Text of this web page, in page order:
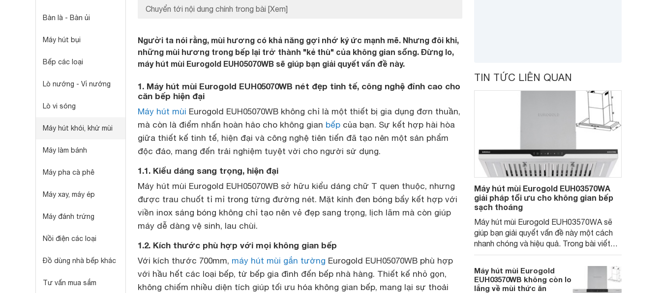
Bàn là - Bàn ủi
Máy hút bụi
Bếp các loại
Lò nướng - Vỉ nướng
Lò vi sóng
Máy hút khói, khử mùi
Máy làm bánh
Máy pha cà phê
Máy xay, máy ép
Máy đánh trứng
Nồi điện các loại
Đồ dùng nhà bếp khác
Tư vấn mua sắm
Chuyển tới nội dung chính trong bài [Xem]
Người ta nói rằng, mùi hương có khả năng gợi nhớ ký ức mạnh mẽ. Nhưng đôi khi,
những mùi hương trong bếp lại trở thành "kẻ thù" của không gian sống. Đừng lo,
máy hút mùi Eurogold EUH05070WB sẽ giúp bạn giải quyết vấn đề này.
1. Máy hút mùi Eurogold EUH05070WB nét đẹp tinh tế, công nghệ đỉnh cao cho
căn bếp hiện đại
Máy hút mùi Eurogold EUH05070WB không chỉ là một thiết bị gia dụng đơn thuần,
mà còn là điểm nhấn hoàn hảo cho không gian bếp của bạn. Sự kết hợp hài hòa
giữa thiết kế tinh tế, hiện đại và công nghệ tiên tiến đã tạo nên một sản phẩm
độc đáo, mang đến trải nghiệm tuyệt vời cho người sử dụng.
1.1. Kiểu dáng sang trọng, hiện đại
Máy hút mùi Eurogold EUH05070WB sở hữu kiểu dáng chữ T quen thuộc, nhưng
được trau chuốt tỉ mỉ trong từng đường nét. Mặt kính đen bóng bẩy kết hợp với
viền inox sáng bóng không chỉ tạo nên vẻ đẹp sang trọng, lịch lãm mà còn giúp
máy dễ dàng vệ sinh, lau chùi.
1.2. Kích thước phù hợp với mọi không gian bếp
Với kích thước 700mm, máy hút mùi gắn tường Eurogold EUH05070WB phù hợp
với hầu hết các loại bếp, từ bếp gia đình đến bếp nhà hàng. Thiết kế nhỏ gọn,
không chiếm nhiều diện tích giúp tối ưu hóa không gian bếp, mang lại sự thoải
TIN TỨC LIÊN QUAN
Máy hút mùi Eurogold EUH03570WA
giải pháp tối ưu cho không gian bếp
sạch thoáng
Máy hút mùi Eurogold EUH03570WA sẽ
giúp bạn giải quyết vấn đề này một cách
nhanh chóng và hiệu quả. Trong bài viết
này, cùng Websosanh.vn khám phá những
tính năng vượt trội của máy hút mùi
Eurogold EUH03570WA nhé.
Máy hút mùi Eurogold
EUH03570WB không còn lo
lắng về mùi thức ăn